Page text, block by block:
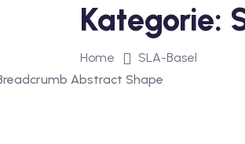
Kategorie:
Home SLA-Basel